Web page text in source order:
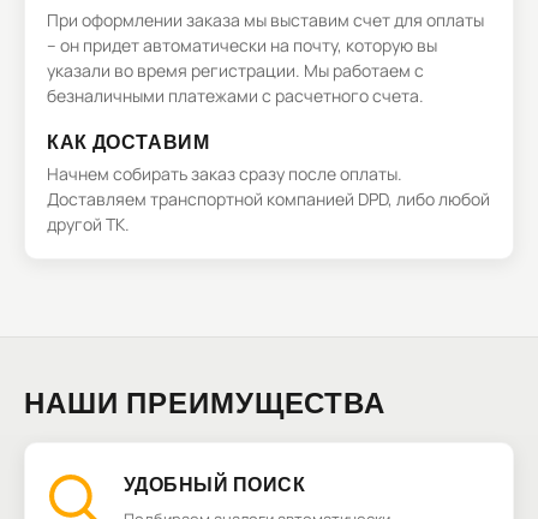
При оформлении заказа мы выставим счет для оплаты
– он придет автоматически на почту, которую вы
указали во время регистрации. Мы работаем с
безналичными платежами с расчетного счета.
КАК ДОСТАВИМ
Начнем собирать заказ сразу после оплаты.
Доставляем транспортной компанией DPD, либо любой
другой ТК.
НАШИ ПРЕИМУЩЕСТВА
УДОБНЫЙ ПОИСК